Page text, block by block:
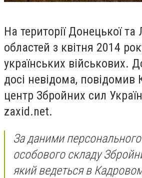
На території Донецької та
областей з квітня 2014
українських військових.
досі невідома, повідомив
центр Збройних сил
zaxid.net.
За даними персонального
особового складу
який ведеться в